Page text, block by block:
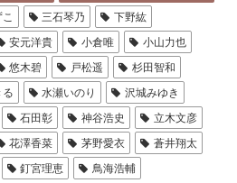
三石琴乃
下野紘
安元洋貴 小倉唯
小山力也
悠木碧 戸松遥
杉田智和
水瀬いのり
沢城みゆき
石田彰 神谷浩史
立木文彦
花澤香菜 茅野愛衣
蒼井翔太
釘宮理恵 鳥海浩輔